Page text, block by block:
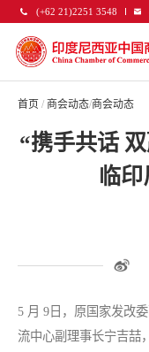
(+62 21)2251 3548
首页 / 商会动态/商会动态
“携手共话
临
5 月 9日，原国家发改
流中心副理事长宁吉喆